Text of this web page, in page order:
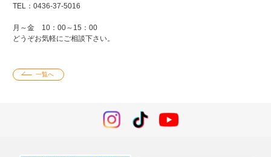
TEL：0436-37-5016
月～金 10：00～15：00
どうぞお気軽にご相談下さい。
一覧へ